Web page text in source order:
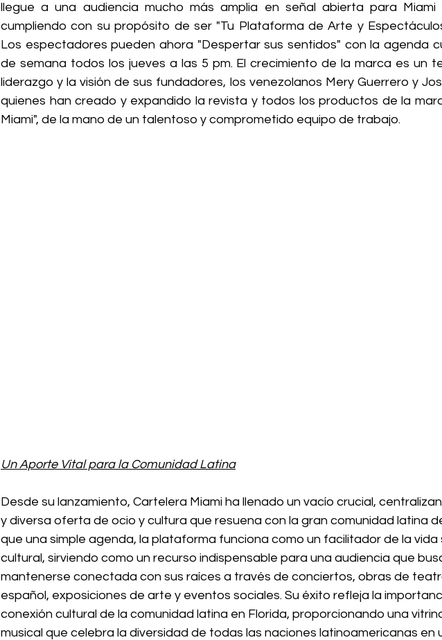
llegue a una audiencia mucho más amplia en señal abierta para Miami
cumpliendo con su propósito de ser "Tu Plataforma de Arte y
Los espectadores pueden ahora "Despertar sus sentidos" con la agenda
de semana todos los jueves a las 5 pm. El crecimiento de la marca es un
liderazgo y la visión de sus fundadores, los venezolanos Mery Guerrero y
quienes han creado y expandido la revista y todos los productos de la
Miami", de la mano de un talentoso y comprometido equipo de trabajo.
Un Aporte Vital para la Comunidad Latina
Desde su lanzamiento, Cartelera Miami ha llenado un vacío crucial,
y diversa oferta de ocio y cultura que resuena con la gran comunidad latina
que una simple agenda, la plataforma funciona como un facilitador de la vida
cultural, sirviendo como un recurso indispensable para una audiencia que
mantenerse conectada con sus raíces a través de conciertos, obras de
español, exposiciones de arte y eventos sociales. Su éxito refleja la
conexión cultural de la comunidad latina en Florida, proporcionando una
musical que celebra la diversidad de todas las naciones latinoamericanas en